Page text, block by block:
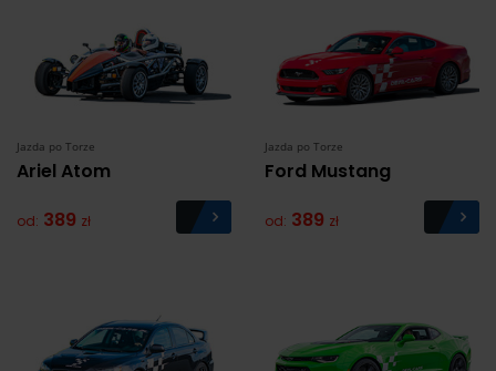
Jazda po Torze
Ariel Atom
od: 389 zł
Jazda po Torze
Ford Mustang
od: 389 zł